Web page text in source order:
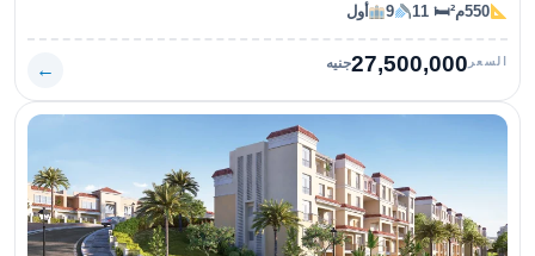
550م² 🛏 11
9 أول
السعر 27,500,000جنيه ←